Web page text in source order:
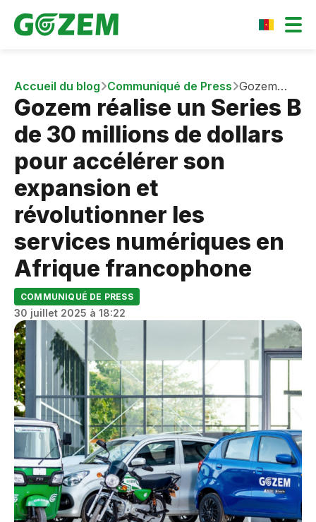
Accueil du blog Communiqué de Press Gozem
réalise un
Series B de
30 millions
et
les services
francophone
Gozem réalise un Series B
de 30 millions de dollars
pour accélérer son
expansion et
révolutionner les
services numériques en
Afrique francophone
COMMUNIQUÉ DE PRESS
30 juillet 2025 à 18:22